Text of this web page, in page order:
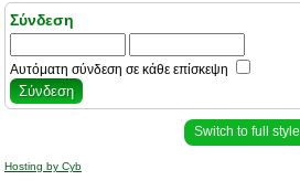
Σύνδεση
Αυτόματη σύνδεση σε κάθε επίσκεψη
Switch to full style
Hosting by Cyb